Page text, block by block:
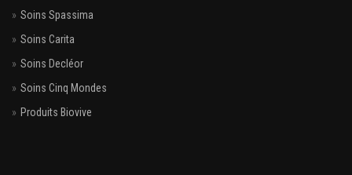
Soins Spassima
Soins Carita
Soins Decléor
Soins Cinq Mondes
Produits Biovive